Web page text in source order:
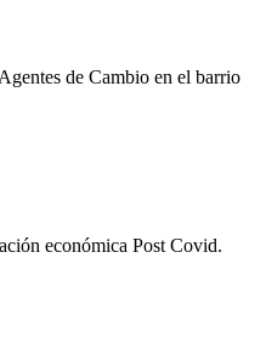
de Cambio en el barrio
económica Post Covid.